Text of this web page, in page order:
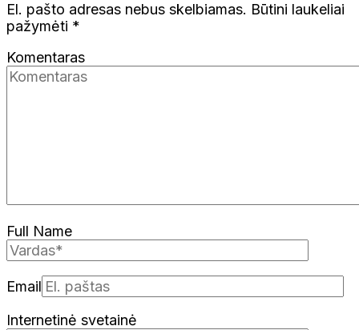
El. pašto adresas nebus skelbiamas. Būtini laukeliai
pažymėti *
Komentaras
Full Name
Email
Internetinė svetainė